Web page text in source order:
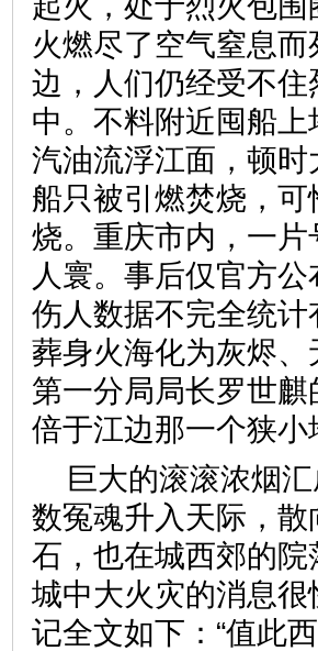
火燃尽了空气窒息
边，人们仍经受不
中。不料附近囤船
汽油流浮江面，顿
船只被引燃焚烧，
烧。重庆市内，一
人寰。事后仅官方
伤人数据不完全统
葬身火海化为灰烬
第一分局局长罗世
倍于江边那一个狭小
巨大的滚滚浓烟
数冤魂升入天际，
石，也在城西郊的
城中大火灾的消息
记全文如下：“值此